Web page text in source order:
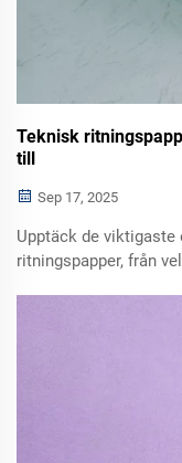
Teknisk
till
Sep 17, 2025
Upptäck de
ritningspapper, från
reproducerbarhet i